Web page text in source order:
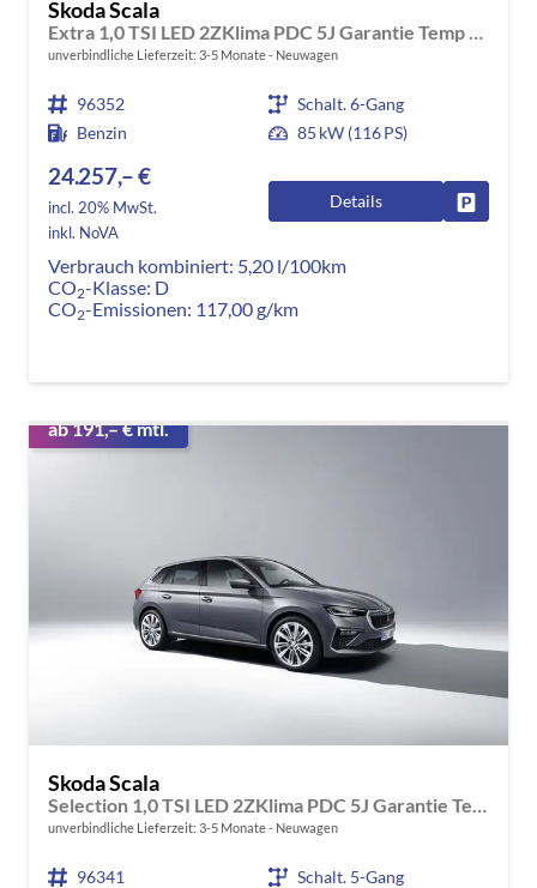
Skoda Scala
Extra 1,0 TSI LED 2ZKlima PDC 5J Garantie Temp Kamera Sunset Alu Felgen SmartLink Sitzheizung Multi Lederlenkrad Bluetooth
unverbindliche Lieferzeit: 3-5 Monate Neuwagen
96352
Schalt. 6-Gang
Benzin
85 kW (116 PS)
24.257,– €
incl. 20% MwSt.
inkl. NoVA
Details
Verbrauch kombiniert: 5,20 l/100km
CO2-Klasse: D
CO2-Emissionen: 117,00 g/km
ab 191,– € mtl.
Skoda Scala
unverbindliche Lieferzeit: 3-5 Monate Neuwagen
96341
Schalt. 5-Gang